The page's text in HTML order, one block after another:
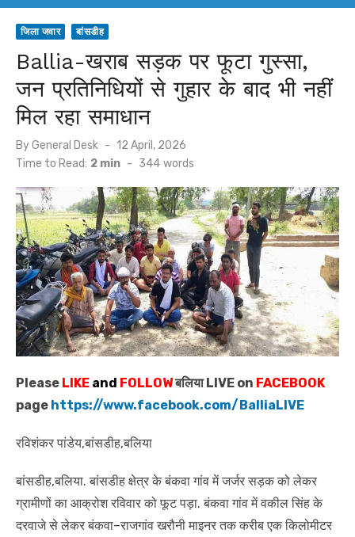
जिला जवार बांसडीह
Ballia-खराब सड़क पर फूटा गुस्सा,
जन प्रतिनिधियों से गुहार के बाद भी नहीं
मिल रहा समाधान
ByGeneral Desk
Posted
on
12 April, 2026
Time to Read: 2 min - 344 words
Please LIKE and FOLLOWबलिया LIVE on FACEBOOK
page https://www.facebook.com/BalliaLIVE
रविशंकर पांडेय,बांसडीह,बलिया
बांसडीह,बलिया. बांसडीह क्षेत्र के बंकवा गांव में जर्जर सड़क को लेकर
ग्रामीणों का आक्रोश रविवार को फूट पड़ा. बंकवा गांव में वकील सिंह के
दरवाजे से लेकर बंकवा–राजगांव खरौनी माइनर तक करीब एक किलोमीटर